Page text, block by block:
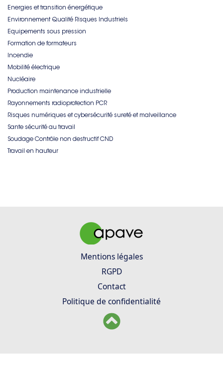
Energies et transition énergétique
Environnement Qualité Risques Industriels
Equipements sous pression
Formation de formateurs
Incendie
Mobilité électrique
Nucléaire
Production maintenance industrielle
Rayonnements radioprotection PCR
Risques numériques et cybersécurité sureté et malveillance
Sante sécurité au travail
Soudage Contrôle non destructif CND
Travail en hauteur
Mentions légales
RGPD
Contact
Politique de confidentialité